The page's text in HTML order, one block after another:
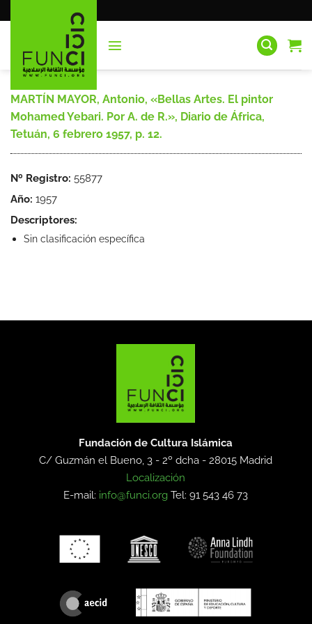
al
MARTÍN MAYOR, Antonio, «Bellas Artes. El pintor
Mohamed Yebari. Por A. de R.», Diario de África,
Tetuán, 6 febrero 1957, p. 12.
Nº Registro: 55877
Año: 1957
Descriptores:
Sin clasificación específica
Fundación de Cultura Islámica
C/ Guzmán el Bueno, 3 - 2º dcha -28015 Madrid
Localización
E-mail: info@funci.org Tel: 91 543 46 73